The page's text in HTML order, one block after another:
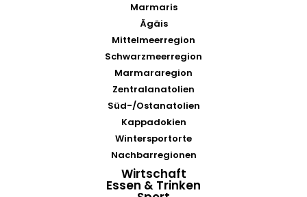
Marmaris
Ägäis
Mittelmeerregion
Schwarzmeerregion
Marmararegion
Zentralanatolien
Süd-/Ostanatolien
Kappadokien
Wintersportorte
Nachbarregionen
Wirtschaft
Essen & Trinken